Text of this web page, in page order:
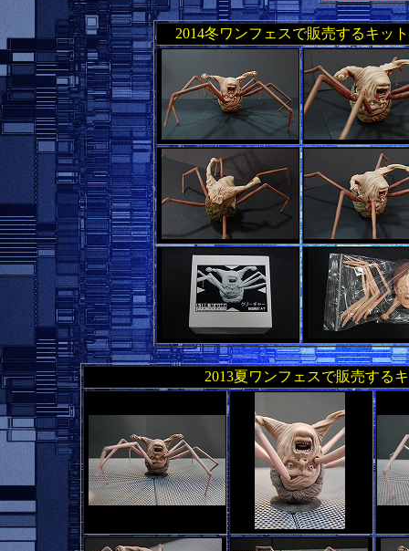
2014冬ワンフェスで販売するキッ
2013夏ワンフェスで販売する